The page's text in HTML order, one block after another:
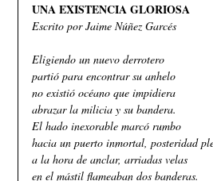
UNA EXISTENCIA GLORIOSA
Escrito por Jaime Núñez Garcés
Eligiendo un nuevo derrotero
partió para encontrar su anhelo
no existió océano que impidiera
abrazar la milicia y su bandera.
El hado inexorable marcó rumbo
hacia un puerto inmortal, posteridad
a la hora de anclar, arriadas velas
en el mástil flameaban dos banderas.